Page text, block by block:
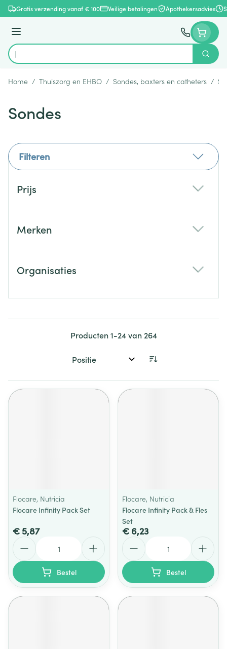
Ga naar de inhoud
Gratis verzending vanaf € 100 Veilige betalingen Apothekersadvies
Menu
Product, merk, categorie...
Zoek
Home / Thuiszorg en EHBO / Sondes, baxters en catheters /
Sondes
Filteren
Prijs
Merken
Organisaties
Producten1-24van 264
Sorteer op:
Flocare, Nutricia
Flocare Infinity Pack Set
€ 5,87
Bestel
Flocare, Nutricia
Flocare Infinity Pack & Fles
Set
€ 6,23
Bestel